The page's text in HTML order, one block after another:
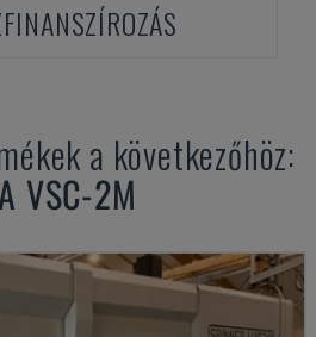
a következőhöz:
VSC-2M